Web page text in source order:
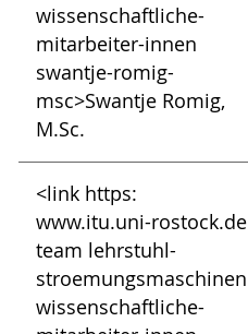
wissenschaftliche-
mitarbeiter-innen
swantje-romig-
msc>Swantje Romig,
M.Sc.
<link https:
www.itu.uni-rostock.de
team lehrstuhl-
stroemungsmaschinen
wissenschaftliche-